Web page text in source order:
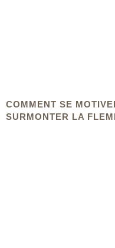
COMMENT SE
SURMONTER LA